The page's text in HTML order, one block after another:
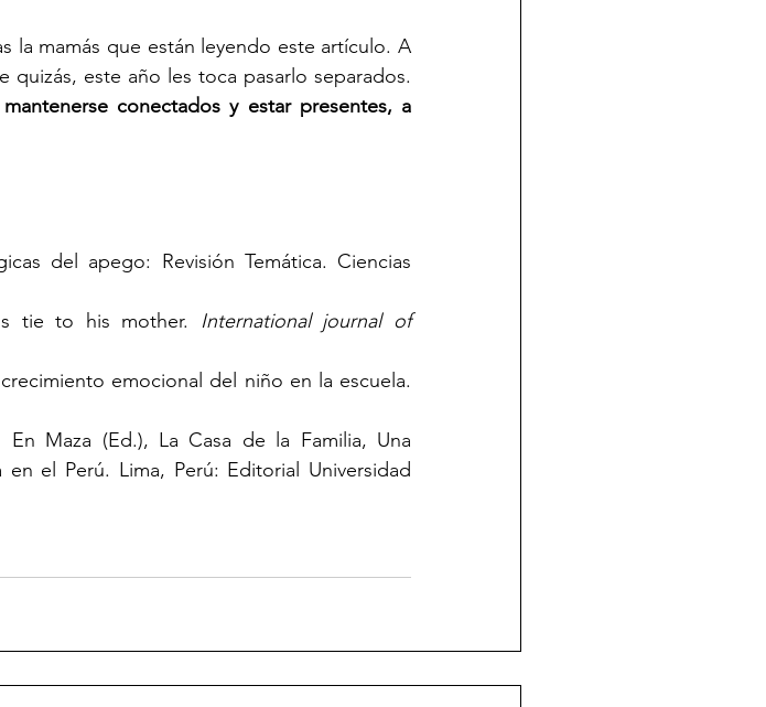
la mamás que están leyendo este artículo. A
conectados y estar presentes, a
del apego: Revisión Temática. Ciencias
tie to his mother. International journal of
emocional del niño en la escuela.
Maza (Ed.), La Casa de la Familia, Una
el Perú. Lima, Perú: Editorial Universidad